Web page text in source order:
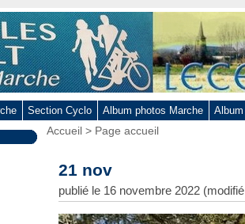
Section Cyclo Album photos Marche
Vous
Accueil > Page accueil
21 nov
publié le 16 novembre 2022